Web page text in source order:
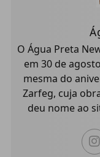
O Água Preta
em 30 de
mesma do
Zarfeg, cuja
deu nome ao